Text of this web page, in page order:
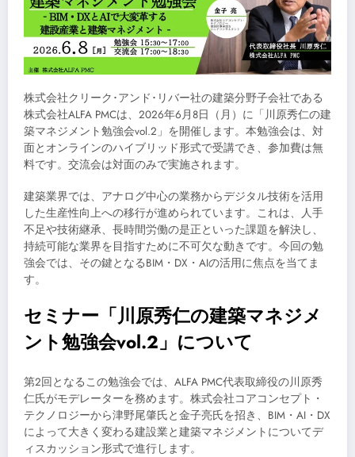
株式会社クリーク･アンド･リバー社の建築分野子会社である
株式会社ALFA PMCは、2026年6月8日（月）に「川原秀仁の建
築マネジメント勉強会vol.2」を開催します。本勉強会は、対
面とオンラインのハイブリッド形式で受講でき、参加費は無
料です。交流会は対面のみで実施されます。
建築業界では、アナログ中心の業務からデジタル技術を活用
した生産性向上への移行が進められています。これは、人手
不足や技術継承、長時間労働の是正といった課題を解決し、
持続可能な業界を目指すために不可欠な動きです。今回の勉
強会では、その鍵となるBIM・DX・AIの活用に焦点を当てま
す。
セミナー「川原秀仁の建築マネジメ
ント勉強会vol.2」について
第2回となるこの勉強会では、ALFA PMC代表取締役の川原秀
仁氏がモデレーターを務めます。株式会社コアコンセプト・
テクノロジーから津野尾肇氏と金子亮氏を招き、BIM・AI・DX
によって大きく変わる建設業と建築マネジメントについてデ
ィスカッション形式で進行します。